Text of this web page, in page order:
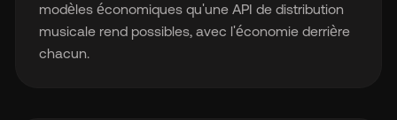
modèles économiques qu'une API de distribution
musicale rend possibles, avec l'économie derrière
chacun.